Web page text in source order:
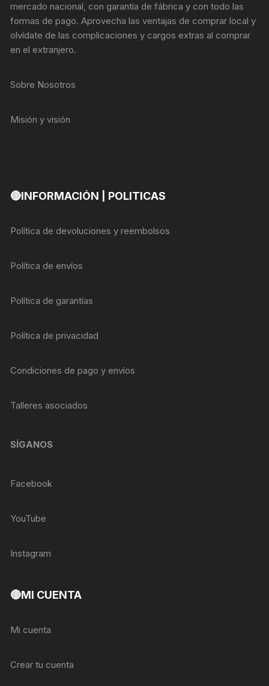
mercado nacional, con garantía de fábrica y con todo las
formas de pago. Aprovecha las ventajas de comprar local y
olvídate de las complicaciones y cargos extras al comprar
en el extranjero.
Sobre Nosotros
Misión y visión
🔴INFORMACIÓN | POLITICAS
Política de devoluciones y reembolsos
Política de envíos
Política de garantías
Política de privacidad
Condiciones de pago y envíos
Talleres asociados
SÍGANOS
Facebook
YouTube
Instagram
🔴MI CUENTA
Mi cuenta
Crear tu cuenta